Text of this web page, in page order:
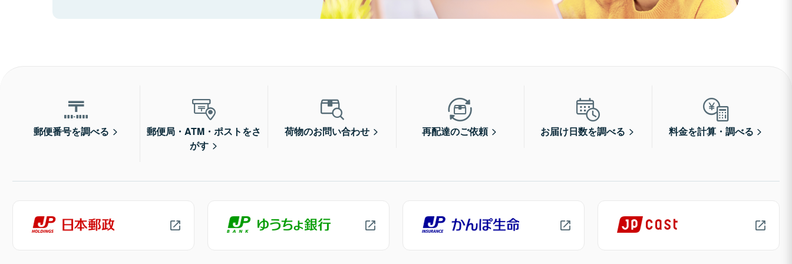
郵便番号を調べる
郵便局・ATM・ポストをさ
がす
荷物のお問い合わせ 再配達のご依頼 お届け日数を調べる 料金を計算・調べる